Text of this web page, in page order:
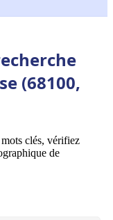
(68100,
clés, vérifiez
de